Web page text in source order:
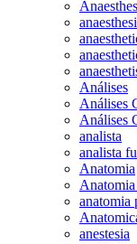
Análises
Análises
Análises
analista
analista
Anatomia
anatomia
anestesia